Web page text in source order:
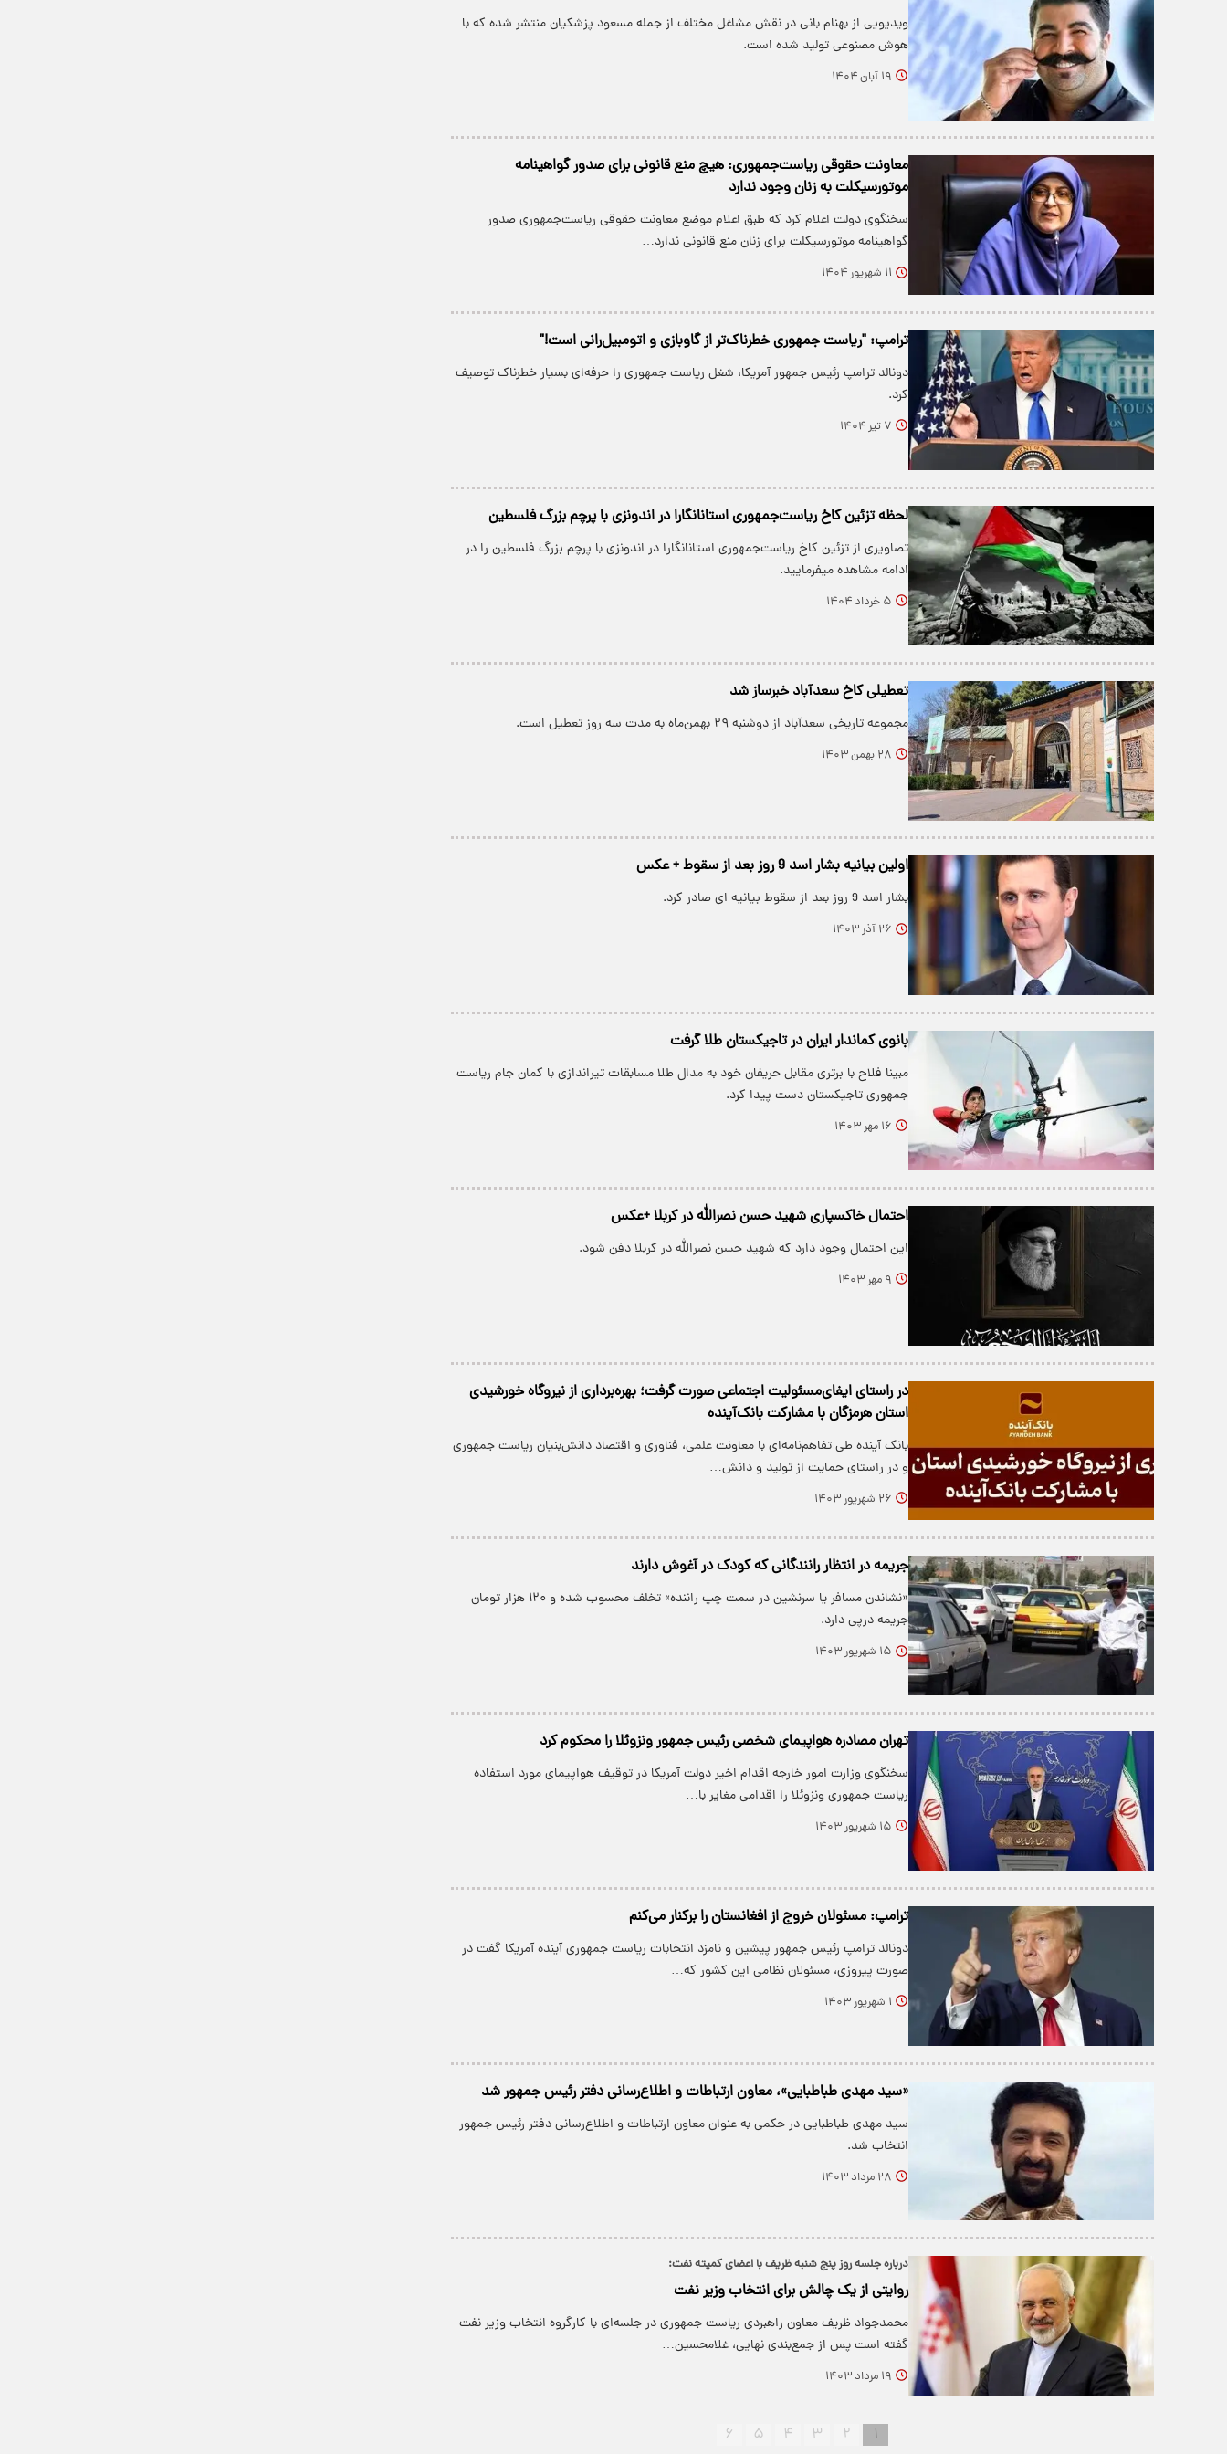
ویدیویی از بهنام بانی در نقش مشاغل مختلف از جمله مسعود پزشکیان منتشر شده که با
هوش مصنوعی تولید شده است.
۱۹ آبان ۱۴۰۴
معاونت حقوقی ریاست‌جمهوری: هیچ منع قانونی برای صدور گواهینامه
موتورسیکلت به زنان وجود ندارد
سخنگوی دولت اعلام کرد که طبق اعلام موضع معاونت حقوقی ریاست‌جمهوری صدور
گواهینامه موتورسیکلت برای زنان منع قانونی ندارد…
۱۱ شهریور ۱۴۰۴
ترامپ: "ریاست جمهوری خطرناک‌تر از گاوبازی و اتومبیل‌رانی است!"
دونالد ترامپ رئیس جمهور آمریکا، شغل ریاست جمهوری را حرفه‌ای بسیار خطرناک توصیف
کرد.
۷ تیر ۱۴۰۴
لحظه تزئین کاخ ریاست‌جمهوری استانانگارا در اندونزی با پرچم بزرگ فلسطین
تصاویری از تزئین کاخ ریاست‌جمهوری استانانگارا در اندونزی با پرچم بزرگ فلسطین را در
ادامه مشاهده میفرمایید.
۵ خرداد ۱۴۰۴
تعطیلی کاخ سعدآباد خبرساز شد
مجموعه تاریخی سعدآباد از دوشنبه ۲۹ بهمن‌ماه به مدت سه روز تعطیل است.
۲۸ بهمن ۱۴۰۳
اولین بیانیه بشار اسد 9 روز بعد از سقوط + عکس
بشار اسد 9 روز بعد از سقوط بیانیه ای صادر کرد.
۲۶ آذر ۱۴۰۳
بانوی کماندار ایران در تاجیکستان طلا گرفت
مبینا فلاح با برتری مقابل حریفان خود به مدال طلا مسابقات تیراندازی با کمان جام ریاست
جمهوری تاجیکستان دست پیدا کرد.
۱۶ مهر ۱۴۰۳
احتمال خاکسپاری شهید حسن نصرالله در کربلا +عکس
این احتمال وجود دارد که شهید حسن نصرالله در کربلا دفن شود.
۹ مهر ۱۴۰۳
در راستای ایفای‌مسئولیت اجتماعی صورت گرفت؛ بهره‌برداری از نیروگاه خورشیدی
استان هرمزگان با مشارکت بانک‌آینده
بانک آینده طی تفاهم‌نامه‌ای‌ با معاونت علمی، فناوری و اقتصاد دانش‌بنیان ریاست جمهوری
و در راستای حمایت از تولید و دانش…
۲۶ شهریور ۱۴۰۳
جریمه در انتظار رانندگانی که کودک در آغوش دارند
«نشاندن مسافر یا سرنشین در سمت چپ راننده» تخلف محسوب شده و ۱۲۰ هزار تومان
جریمه درپی دارد.
۱۵ شهریور ۱۴۰۳
تهران مصادره هواپیمای شخصی رئیس جمهور ونزوئلا را محکوم کرد
سخنگوی وزارت امور خارجه اقدام اخیر دولت آمریکا در توقیف هواپیمای مورد استفاده
ریاست جمهوری ونزوئلا را اقدامی مغایر با…
۱۵ شهریور ۱۴۰۳
ترامپ: مسئولان خروج از افغانستان را برکنار می‌کنم
دونالد ترامپ رئیس جمهور پیشین و نامزد انتخابات ریاست جمهوری آینده آمریکا گفت در
صورت پیروزی، مسئولان نظامی این کشور که…
۱ شهریور ۱۴۰۳
«سید مهدی طباطبایی»، معاون ارتباطات و اطلاع‌رسانی دفتر رئیس جمهور شد
سید مهدی طباطبایی در حکمی به عنوان معاون ارتباطات و اطلاع‌رسانی دفتر رئیس جمهور
انتخاب شد.
۲۸ مرداد ۱۴۰۳
درباره جلسه روز پنج شنبه ظریف با اعضای کمیته نفت:
روایتی از یک چالش برای انتخاب وزیر نفت
محمدجواد ظریف معاون راهبردی ریاست جمهوری در جلسه‌ای با کارگروه انتخاب وزیر نفت
گفته است پس از جمع‌بندی نهایی، غلامحسین…
۱۹ مرداد ۱۴۰۳
۱ ۲ ۳ ۴ ۵ ۶